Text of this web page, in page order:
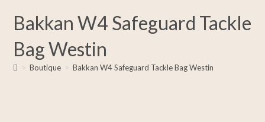
Bakkan W4 Safeguard Tackle
Bag Westin
> Boutique > Bakkan W4 Safeguard Tackle Bag Westin